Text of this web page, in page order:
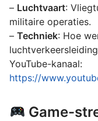
– Luchtvaart:
militaire operaties.
– Techniek: Hoe
YouTube-kanaal:
https://
Game-